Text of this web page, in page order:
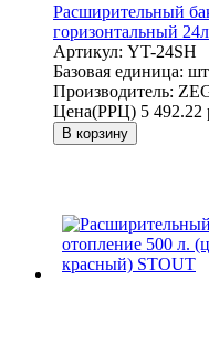
Расширительный
горизонтальный
Артикул: YT-24SH
Базовая единица: шт
Производитель:
Цена(РРЦ) 5 492.22
В корзину